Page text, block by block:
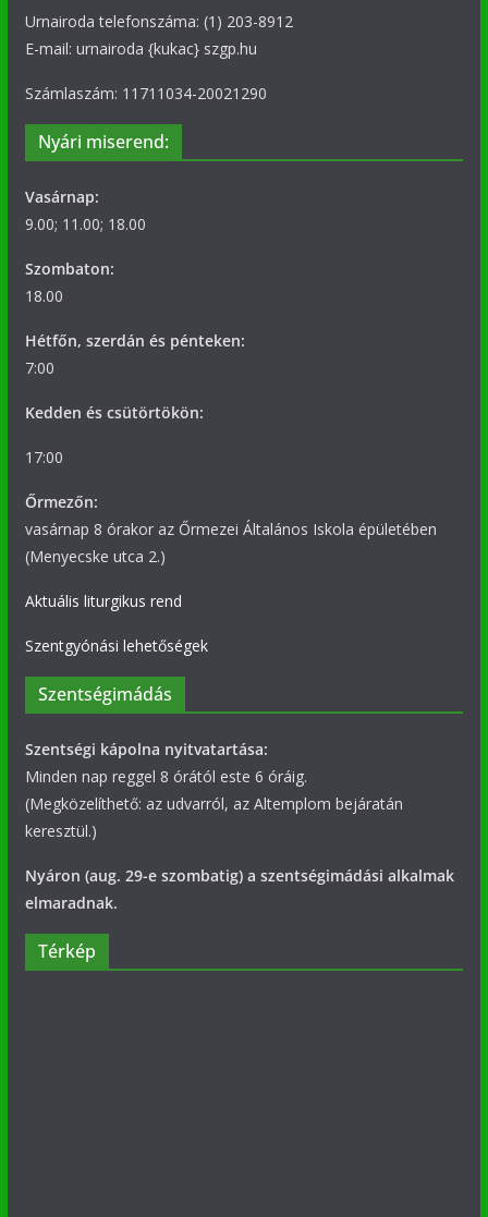
Urnairoda telefonszáma: (1) 203-8912
E-mail: urnairoda {kukac} szgp.hu
Számlaszám: 11711034-20021290
Nyári miserend:
Vasárnap:
9.00; 11.00; 18.00
Szombaton:
18.00
Hétfőn, szerdán és pénteken:
7:00
Kedden és csütörtökön:
17:00
Őrmezőn:
vasárnap 8 órakor az Őrmezei Általános Iskola épületében
(Menyecske utca 2.)
Aktuális liturgikus rend
Szentgyónási lehetőségek
Szentségimádás
Szentségi kápolna nyitvatartása:
Minden nap reggel 8 órától este 6 óráig.
(Megközelíthető: az udvarról, az Altemplom bejáratán
keresztül.)
Nyáron (aug. 29-e szombatig) a szentségimádási alkalmak
elmaradnak.
Térkép